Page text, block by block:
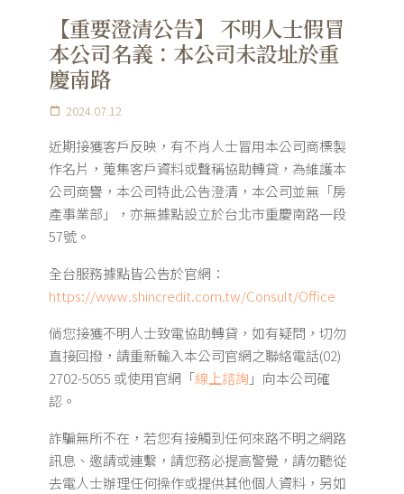
【重要澄清公告】 不明人士假冒
本公司名義：本公司未設址於重
慶南路
2024.07.12
近期接獲客戶反映，有不肖人士冒用本公司商標製
作名片，蒐集客戶資料或聲稱協助轉貸，為維護本
公司商譽，本公司特此公告澄清，本公司並無「房
產事業部」，亦無據點設立於台北市重慶南路一段
57號。
全台服務據點皆公告於官網：
https://www.shincredit.com.tw/Consult/Office
倘您接獲不明人士致電協助轉貸，如有疑問，切勿
直接回撥，請重新輸入本公司官網之聯絡電話(02)
2702-5055 或使用官網「線上諮詢」向本公司確
認。
詐騙無所不在，若您有接觸到任何來路不明之網路
訊息、邀請或連繫，請您務必提高警覺，請勿聽從
去電人士辦理任何操作或提供其他個人資料，另如